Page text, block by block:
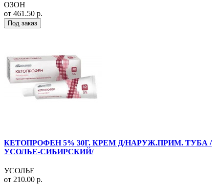
ОЗОН
от 461.50 р.
Под заказ
КЕТОПРОФЕН 5% 30Г. КРЕМ Д/НАРУЖ.ПРИМ. ТУБА /
УСОЛЬЕ-СИБИРСКИЙ/
УСОЛЬЕ
от 210.00 р.